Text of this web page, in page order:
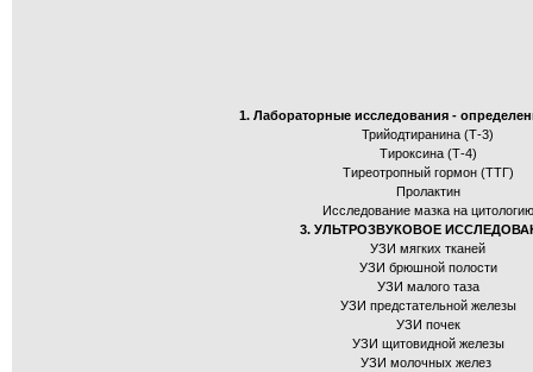
1. Лабораторные исследования -
Трийодтиранина (Т-3)
Тироксина (Т-4)
Тиреотропный гормон (ТТГ)
Пролактин
Исследование мазка на цитологию
3. УЛЬТРОЗВУКОВОЕ
УЗИ мягких тканей
УЗИ брюшной полости
УЗИ малого таза
УЗИ предстательной железы
УЗИ почек
УЗИ щитовидной железы
УЗИ молочных желез